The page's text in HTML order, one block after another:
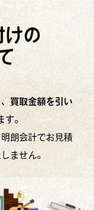
けの
買取金額を引い
す。
朗会計でお見積
ません。